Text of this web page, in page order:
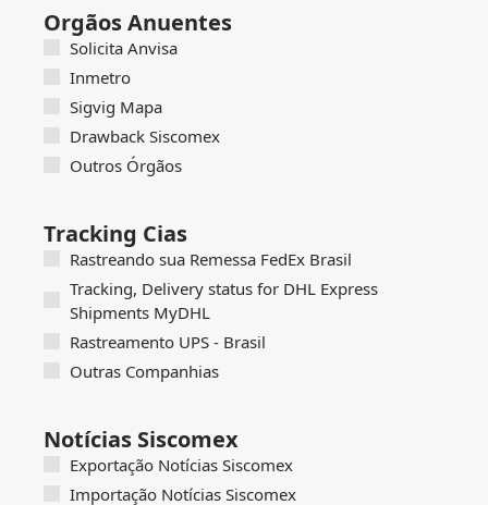
Orgãos Anuentes
Solicita Anvisa
Inmetro
Sigvig Mapa
Drawback Siscomex
Outros Órgãos
Tracking Cias
Rastreando sua Remessa FedEx Brasil
Tracking, Delivery status for DHL Express
Shipments MyDHL
Rastreamento UPS - Brasil
Outras Companhias
Notícias Siscomex
Exportação Notícias Siscomex
Importação Notícias Siscomex